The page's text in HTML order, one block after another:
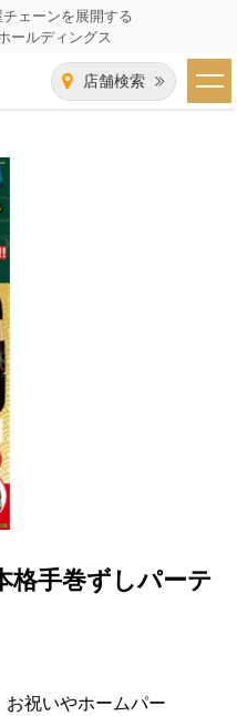
チェーンを展開する
ールディングス
店舗検索
の募集
格手巻ずしパーテ
祝いやホームパー